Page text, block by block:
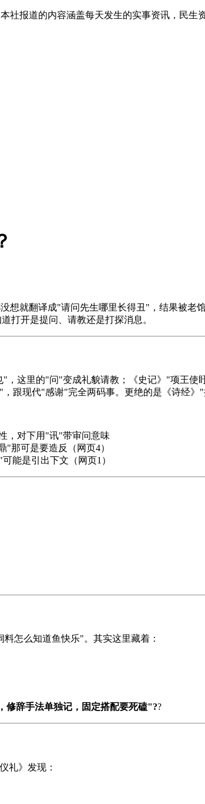
报道的内容涵盖每天发生的实事资讯，民生
想就翻译成"请问先生哪里长得丑"，结果被
打开是提问、请教还是打探消息。
这里的"问"变成礼貌请教；《史记》"项王使
跟现代"感谢"完全两码事。更绝的是《诗经》
，对下用"讯"带审问意味
那可是要造反（网页4）
能是引出下文（网页1）
怎么知道鱼快乐"。其实这里藏着：
修辞手法单独记，固定搭配要死磕"??
礼》发现：